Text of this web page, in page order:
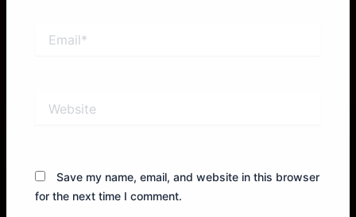
Save my name, email, and website in this browser
for the next time I comment.